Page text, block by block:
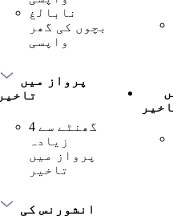
نابالغ
بچوں کی گھر
واپسی
پرواز میں
تاخیر
4 گھنٹے سے
زیادہ
پرواز میں
تاخیر
انشورنس کی